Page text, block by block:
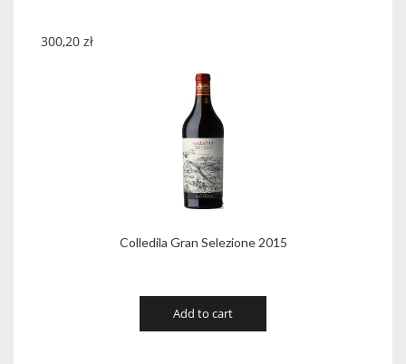
Colledila Gran Selezione 2015
300,20 zł
Add to cart